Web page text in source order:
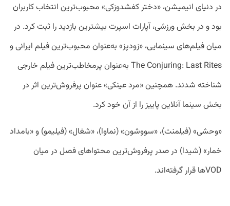
در دنیای انیمیشن، «دختر کفشدوزکی» محبوب‌ترین انتخاب کاربران
بود و در بخش ورزشی، آپارات اسپرت بیشترین بازدید را ثبت کرد. در
میان فیلم‌های سینمایی، «زودپز» به‌عنوان محبوب‌ترین فیلم ایرانی و
The Conjuring: Last Rites به‌عنوان پرمخاطب‌ترین فیلم خارجی
شناخته شدند. همچنین «مرد عینکی» عنوان پرفروش‌ترین اثر در
بخش سینما آنلاین پاییز را از آن خود کرد.
«وحشی» (فیلمنت)، «سووشون» (نماوا)، «شغال» (فیلیمو) و «بامداد
خمار» (شیدا) در صدر پرفروش‌ترین محتواهای فصل در میان
VODها قرار گرفته‌اند.